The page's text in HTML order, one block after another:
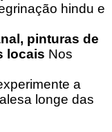
hindu e
pinturas de
locais Nos
a
longe das